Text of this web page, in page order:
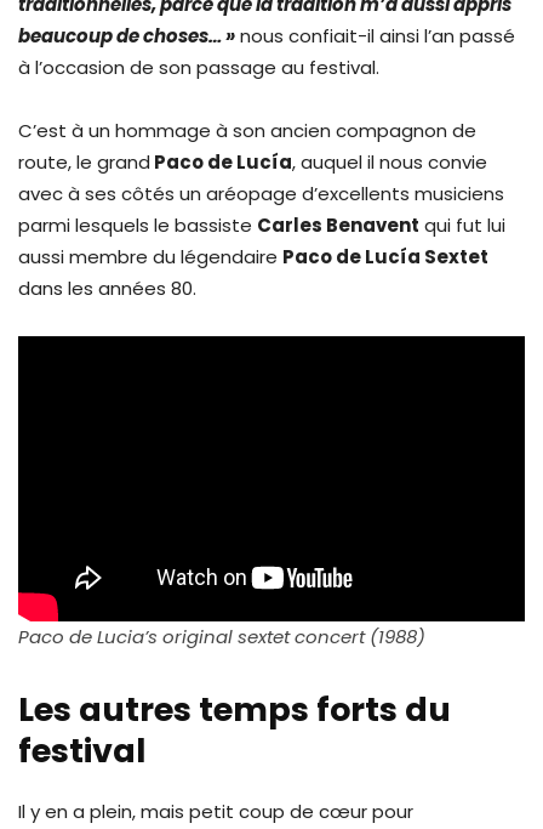
beaucoup de choses… »nous confiait-il ainsi l’an passé
à l’occasion de son passage au festival.
C’est à un hommage à son ancien compagnon de
route, le grand Paco de Lucía, auquel il nous convie
avec à ses côtés un aréopage d’excellents musiciens
parmi lesquels le bassiste Carles Benavent qui fut lui
aussi membre du légendaire Paco de Lucía Sextet
dans les années 80.
Paco de Lucia’s original sextet concert (1988)
Les autres temps forts du
festival
Il y en a plein, mais petit coup de cœur pour